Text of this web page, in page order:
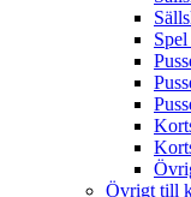
Övrigt till